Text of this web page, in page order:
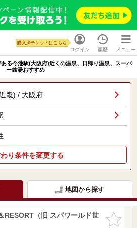
ログイン
購入済チケットはこちら
履歴 メニュー
ある今池駅(大阪府)近くの温泉、日帰り温泉、スーパ
ー銭湯おすすめ
畿) / 大阪府
り条件を変更する
地図から探す
お気に入
りに追加
RESORT（旧 スパワールド世